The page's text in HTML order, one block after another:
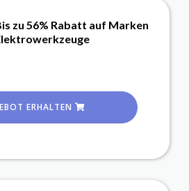
zu 56% Rabatt auf Marken
ERHALTEN